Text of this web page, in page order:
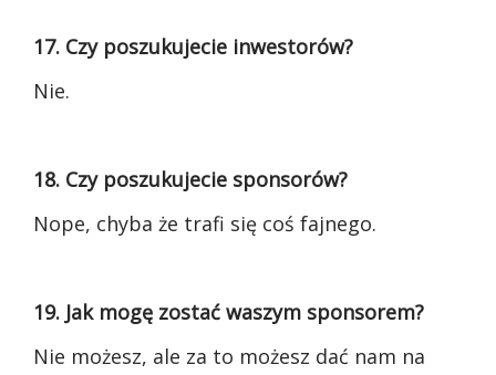
17. Czy poszukujecie inwestorów?
Nie.
18. Czy poszukujecie sponsorów?
Nope, chyba że trafi się coś fajnego.
19. Jak mogę zostać waszym sponsorem?
Nie możesz, ale za to możesz dać nam na